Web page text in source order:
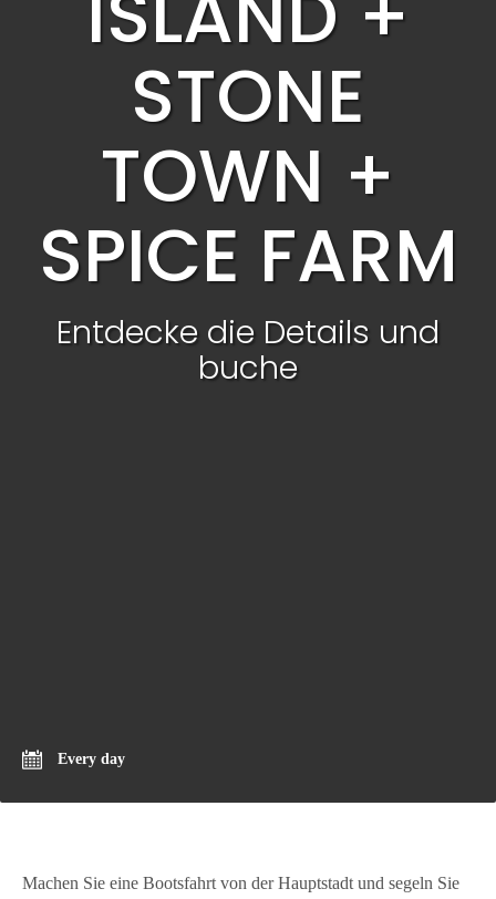
STONE
TOWN +
SPICE FARM
Entdecke die Details und
buche
Every day
Machen Sie eine Bootsfahrt von der Hauptstadt und segeln Sie